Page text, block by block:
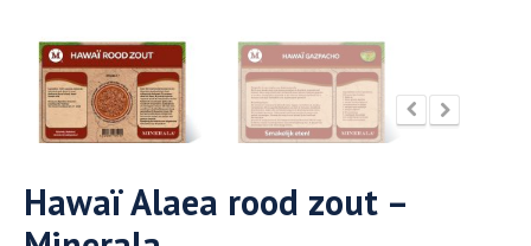
Hawaï Alaea rood zout –